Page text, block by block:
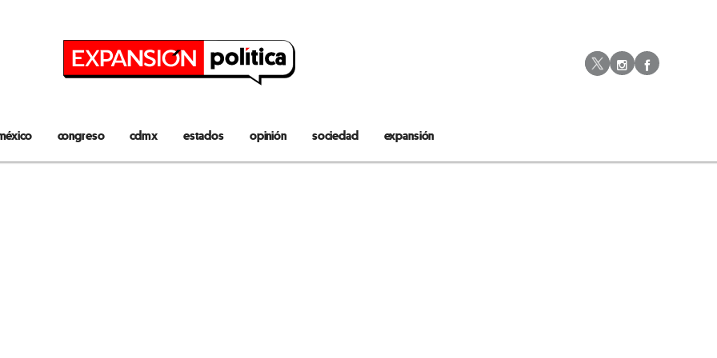
Instagram
congreso cdmx estados opinión sociedad expansión